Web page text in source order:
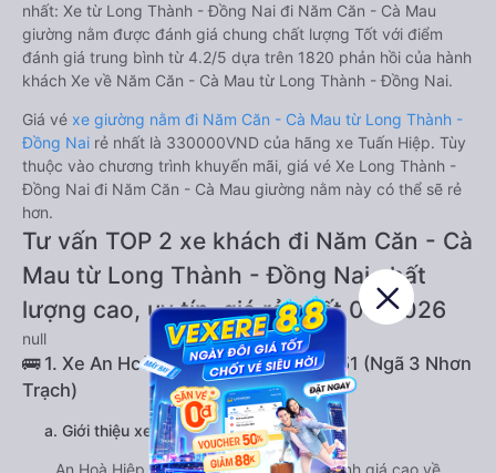
nhất: Xe từ Long Thành - Đồng Nai đi Năm Căn - Cà Mau
giường nằm được đánh giá chung chất lượng Tốt với điểm
đánh giá trung bình từ 4.2/5 dựa trên 1820 phản hồi của hành
khách Xe về Năm Căn - Cà Mau từ Long Thành - Đồng Nai.
Giá vé xe giường nằm đi Năm Căn - Cà Mau từ Long Thành -
Đồng Nai rẻ nhất là 330000VND của hãng xe Tuấn Hiệp. Tùy
thuộc vào chương trình khuyến mãi, giá vé Xe Long Thành -
Đồng Nai đi Năm Căn - Cà Mau giường nằm này có thể sẽ rẻ
hơn.
Tư vấn TOP 2 xe khách đi Năm Căn - Cà
Mau từ Long Thành - Đồng Nai chất
lượng cao, uy tín, giá rẻ nhất 08/2026
null
🚌 1. Xe An Hoà Hiệp khởi hành tại QL51 (Ngã 3 Nhơn
Trạch)
a. Giới thiệu xe An Hoà Hiệp
An Hoà Hiệp được nhiều khách hàng đánh giá cao về